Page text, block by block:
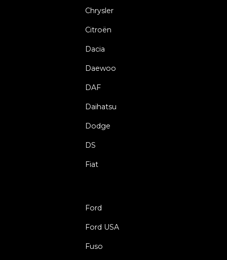
Chrysler
Citroën
Dacia
Daewoo
DAF
Daihatsu
Dodge
DS
Fiat
Ford
Ford USA
Fuso